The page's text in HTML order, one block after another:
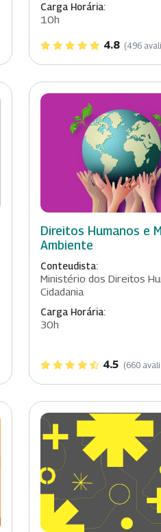
Carga Horária:
10h
4.8 (496
Direitos Humanos e
Ambiente
Conteudista:
Ministério dos Direitos
Cidadania
Carga Horária:
30h
4.5 (660